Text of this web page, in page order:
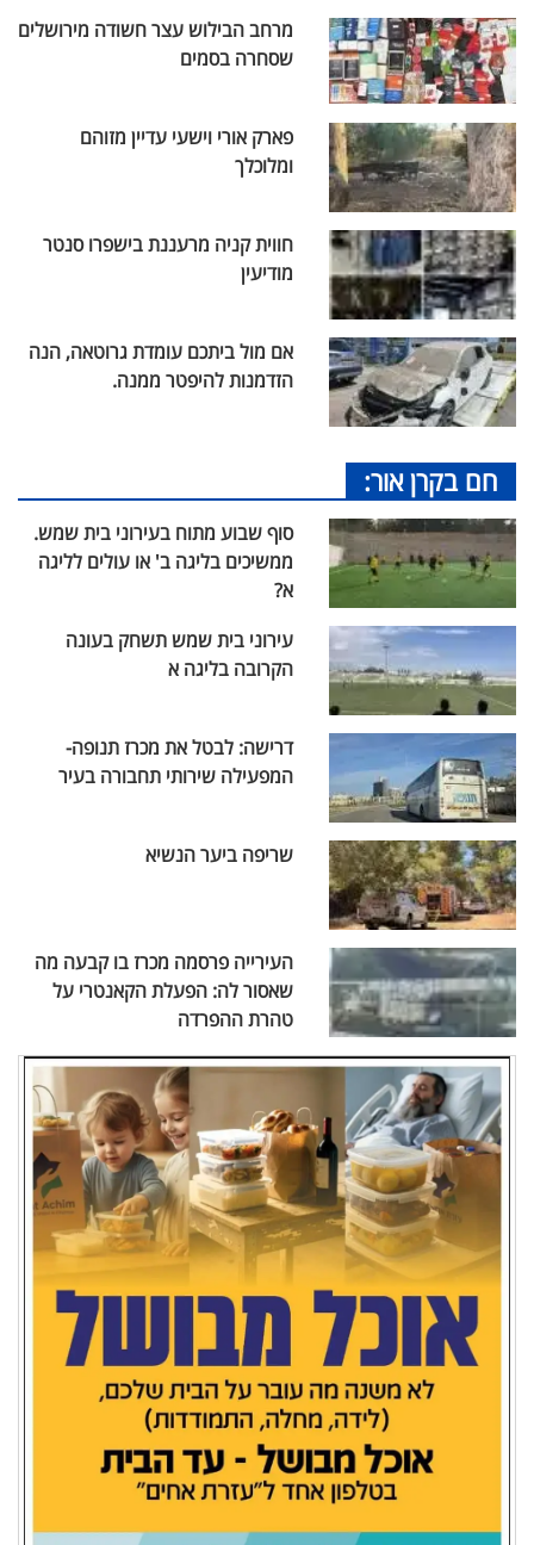
מרחב הבילוש עצר חשודה מירושלים
שסחרה בסמים
פארק אורי וישעי עדיין מזוהם
ומלוכלך
חווית קניה מרעננת בישפרו סנטר
מודיעין
אם מול ביתכם עומדת גרוטאה, הנה
הזדמנות להיפטר ממנה.
חם בקרן אור:
סוף שבוע מתוח בעירוני בית שמש.
ממשיכים בליגה ב' או עולים לליגה
א?
עירוני בית שמש תשחק בעונה
הקרובה בליגה א
דרישה: לבטל את מכרז תנופה-
המפעילה שירותי תחבורה בעיר
שריפה ביער הנשיא
העירייה פרסמה מכרז בו קבעה מה
שאסור לה: הפעלת הקאנטרי על
טהרת ההפרדה